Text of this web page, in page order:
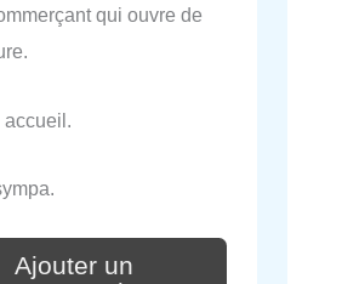
qui ouvre de
Ajouter un